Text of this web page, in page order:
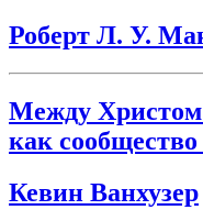
Роберт Л. У.
Между Христом
как
Кевин Ванхузер